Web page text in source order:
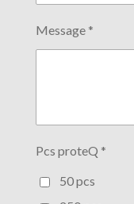
Message *
Pcs proteQ *
50 pcs